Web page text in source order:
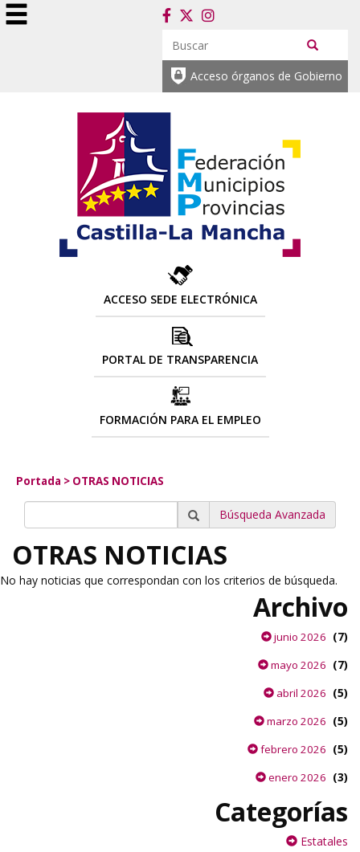
Acceso órganos de Gobierno
ACCESO SEDE ELECTRÓNICA
PORTAL DE TRANSPARENCIA
FORMACIÓN PARA EL EMPLEO
Portada > OTRAS NOTICIAS
Búsqueda Avanzada
OTRAS NOTICIAS
No hay noticias que correspondan con los criterios de búsqueda.
Archivo
junio 2026 (7)
mayo 2026 (7)
abril 2026 (5)
marzo 2026 (5)
febrero 2026 (5)
enero 2026 (3)
Categorías
Estatales